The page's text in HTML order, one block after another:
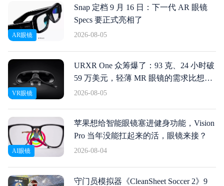
AR眼镜
Snap 定档 9 月 16 日：下一代 AR 眼镜
Specs 要正式亮相了
2026-08-05
VR眼镜
URXR One 众筹爆了：93 克、24 小时破
59 万美元，轻薄 MR 眼镜的需求比想象
中猛
2026-08-05
AI眼镜
苹果想给智能眼镜塞进健身功能，Vision
Pro 当年没能扛起来的活，眼镜来接？
2026-08-04
守门员模拟器《CleanSheet Soccer 2》9